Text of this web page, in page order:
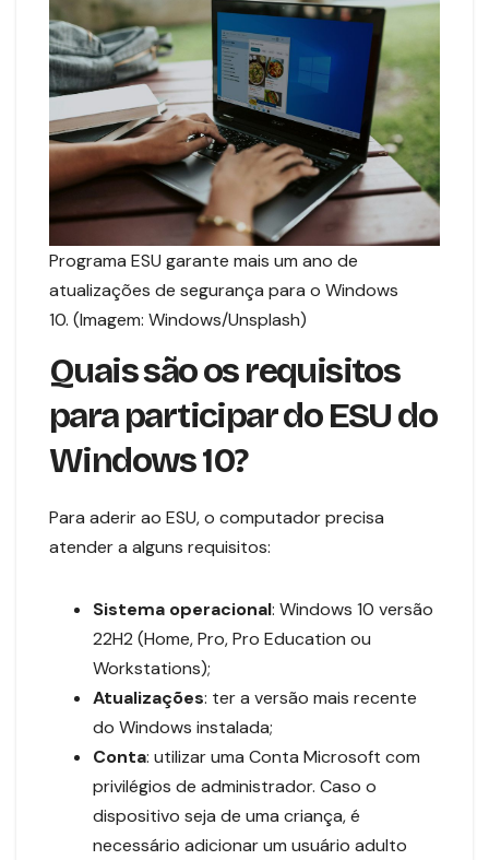
Programa ESU garante mais um ano de
atualizações de segurança para o Windows
10. (Imagem: Windows/Unsplash)
Quais são os requisitos
para participar do ESU do
Windows 10?
Para aderir ao ESU, o computador precisa
atender a alguns requisitos:
Sistema operacional: Windows 10 versão
22H2 (Home, Pro, Pro Education ou
Workstations);
Atualizações: ter a versão mais recente
do Windows instalada;
Conta: utilizar uma Conta Microsoft com
privilégios de administrador. Caso o
dispositivo seja de uma criança, é
necessário adicionar um usuário adulto